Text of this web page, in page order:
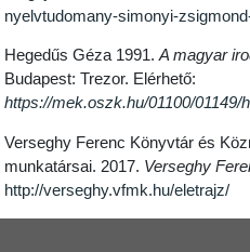
nyelvtudomany-simonyi-
Hegedűs Géza 1991.A magyar
Budapest: Trezor. Elérhető:
https://mek.oszk.hu/01100/01149/
Verseghy Ferenc Könyvtár és
munkatársai. 2017. Verseghy
http://verseghy.vfmk.hu/eletrajz/